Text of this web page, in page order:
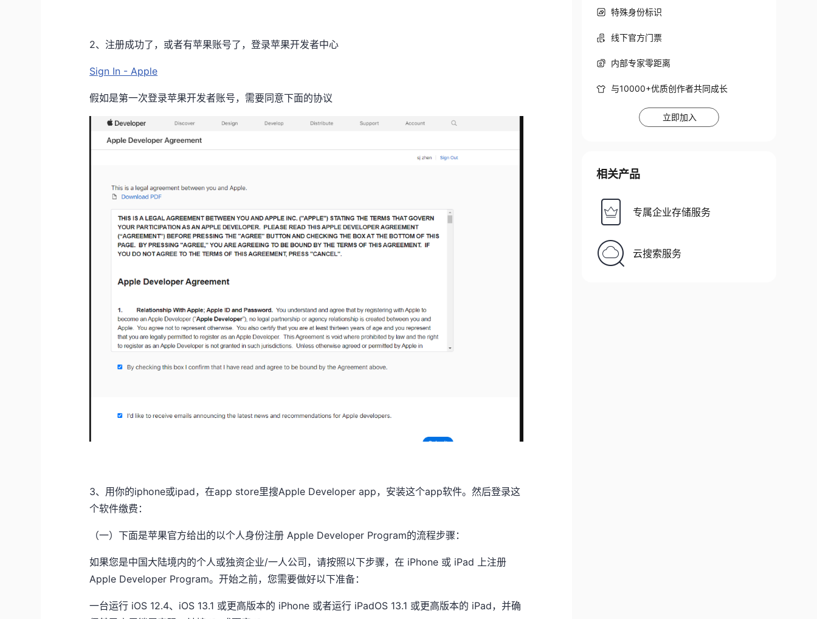
2、注册成功了，或者有苹果账号了，登录苹果开发者中心
Sign In - Apple
假如是第一次登录苹果开发者账号，需要同意下面的协议
3、用你的iphone或ipad，在app store里搜Apple Developer app，安装这个app软件。然后登录这
个软件缴费：
（一）下面是苹果官方给出的以个人身份注册 Apple Developer Program的流程步骤：
如果您是中国大陆境内的个人或独资企业/一人公司，请按照以下步骤，在 iPhone 或 iPad 上注册
Apple Developer Program。开始之前，您需要做好以下准备：
一台运行 iOS 12.4、iOS 13.1 或更高版本的 iPhone 或者运行 iPadOS 13.1 或更高版本的 iPad，并确
特殊身份标识
线下官方门票
内部专家零距离
与10000+优质创作者共同成长
立即加入
相关产品
专属企业存储服务
云搜索服务